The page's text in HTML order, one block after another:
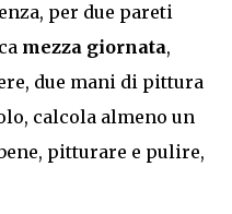
per due pareti
mezza giornata,
due mani di pittura
calcola almeno un
pitturare e pulire,